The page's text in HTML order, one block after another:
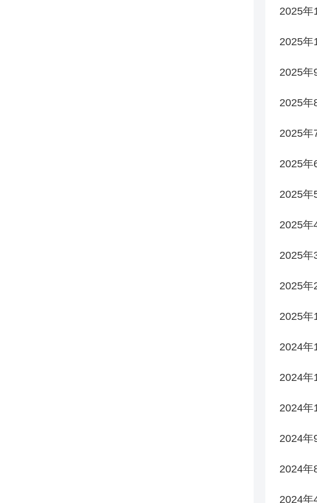
2025年
2025年
2025年
2025年
2025年
2025年
2025年
2025年
2025年
2025年
2025年
2024年
2024年
2024年
2024年
2024年
2024年